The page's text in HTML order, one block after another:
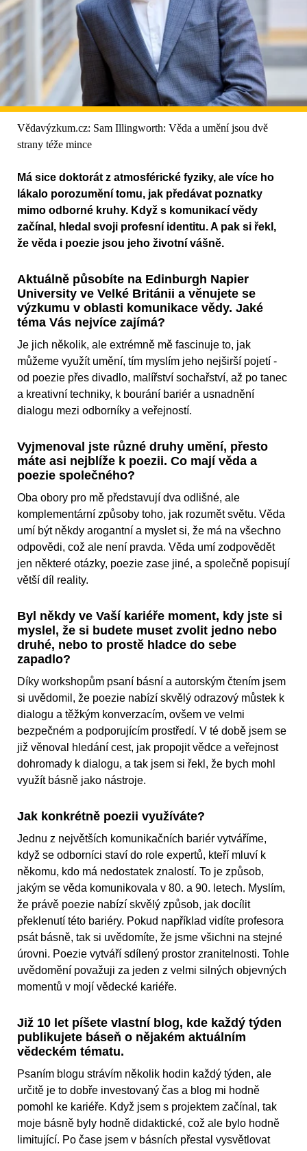
Vědavýzkum.cz: Sam Illingworth: Věda a umění jsou dvě
strany téže mince
Má sice doktorát z atmosférické fyziky, ale více ho
lákalo porozumění tomu, jak předávat poznatky
mimo odborné kruhy. Když s komunikací vědy
začínal, hledal svoji profesní identitu. A pak si řekl,
že věda i poezie jsou jeho životní vášně.
Aktuálně působíte na Edinburgh Napier
University ve Velké Británii a věnujete se
výzkumu v oblasti komunikace vědy. Jaké
téma Vás nejvíce zajímá?
Je jich několik, ale extrémně mě fascinuje to, jak
můžeme využít umění, tím myslím jeho nejširší pojetí -
od poezie přes divadlo, malířství sochařství, až po tanec
a kreativní techniky, k bourání bariér a usnadnění
dialogu mezi odborníky a veřejností.
Vyjmenoval jste různé druhy umění, přesto
máte asi nejblíže k poezii. Co mají věda a
poezie společného?
Oba obory pro mě představují dva odlišné, ale
komplementární způsoby toho, jak rozumět světu. Věda
umí být někdy arogantní a myslet si, že má na všechno
odpovědi, což ale není pravda. Věda umí zodpovědět
jen některé otázky, poezie zase jiné, a společně popisují
větší díl reality.
Byl někdy ve Vaší kariéře moment, kdy jste si
myslel, že si budete muset zvolit jedno nebo
druhé, nebo to prostě hladce do sebe
zapadlo?
Díky workshopům psaní básní a autorským čtením jsem
si uvědomil, že poezie nabízí skvělý odrazový můstek k
dialogu a těžkým konverzacím, ovšem ve velmi
bezpečném a podporujícím prostředí. V té době jsem se
již věnoval hledání cest, jak propojit vědce a veřejnost
dohromady k dialogu, a tak jsem si řekl, že bych mohl
využít básně jako nástroje.
Jak konkrétně poezii využíváte?
Jednu z největších komunikačních bariér vytváříme,
když se odborníci staví do role expertů, kteří mluví k
někomu, kdo má nedostatek znalostí. To je způsob,
jakým se věda komunikovala v 80. a 90. letech. Myslím,
že právě poezie nabízí skvělý způsob, jak docílit
překlenutí této bariéry. Pokud například vidíte profesora
psát básně, tak si uvědomíte, že jsme všichni na stejné
úrovni. Poezie vytváří sdílený prostor zranitelnosti. Tohle
uvědomění považuji za jeden z velmi silných objevných
momentů v mojí vědecké kariéře.
Již 10 let píšete vlastní blog, kde každý týden
publikujete báseň o nějakém aktuálním
vědeckém tématu.
Psaním blogu strávím několik hodin každý týden, ale
určitě je to dobře investovaný čas a blog mi hodně
pomohl ke kariéře. Když jsem s projektem začínal, tak
moje básně byly hodně didaktické, což ale bylo hodně
limitující. Po čase jsem v básních přestal vysvětlovat